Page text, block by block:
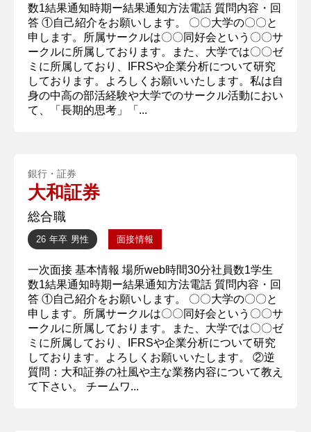
数1結果通知時期ー結果通知方法電話 質問内容・回
答 ①自己紹介をお願いします。 〇〇大学の〇〇と
申します。所属サークルは〇〇同好会という〇〇サ
ークルに所属しております。また、大学では〇〇ゼ
ミに所属しており、IFRSや企業分析について研究
しております。よろしくお願いいたします。私は自
身の中高の部活経験や大学でのサークル活動におい
て、「長期的思考」「...
銀行・証券
大和証券
総合職
26 年卒 男性 面接情報
一次面接 基本情報 場所web時間30分社員数1学生
数1結果通知時期ー結果通知方法電話 質問内容・回
答 ①自己紹介をお願いします。 〇〇大学の〇〇と
申します。所属サークルは〇〇同好会という〇〇サ
ークルに所属しております。また、大学では〇〇ゼ
ミに所属しており、IFRSや企業分析について研究
しております。よろしくお願いいたします。 ②逆
質問：大和証券の社風や主な業務内容について教え
て下さい。 チームワ...